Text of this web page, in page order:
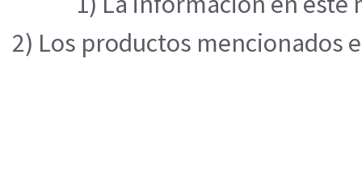
2) Los productos mencionados